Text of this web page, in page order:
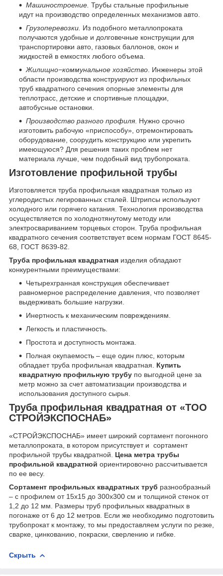
Машиностроение. Трубы стальные профильные
идут на производство определенных механизмов авто.
Грузоперевозки. Из подобного металлопроката
получаются удобные и долговечные конструкции для
транспортировки авто, газовых баллонов, окон и
жидкостей в емкостях любого объема.
Жилищно−коммунальное хозяйство . Инженеры этой
области производства конструируют из профильных
труб квадратного сечения опорные элементы для
теплотрасс, детские и спортивные площадки,
автобусные остановки.
Производство разного профиля . Нужно срочно
изготовить рабочую «приспособу», отремонтировать
оборудование, соорудить конструкцию или укрепить
имеющуюся? Для решения таких проблем нет
материала лучше, чем подобный вид трубопроката.
Изготовление профильной трубы
Изготовляется труба профильная квадратная только из
углеродистых легированных сталей. Штрипсы используют
холодного или горячего катания. Технология производства
осуществляется по холоднотянутому методу или
электросвариванием торцевых сторон. Труба профильная
квадратного сечения соответствует всем нормам ГОСТ 8645-
68, ГОСТ 8639-82.
Труба профильная квадратная изделия обладают
конкурентными преимуществами:
Четырехгранная конструкция обеспечивает
равномерное распределение давления, что позволяет
выдерживать большие нагрузки.
Инертность к механическим повреждениям.
Легкость и пластичность.
Простота и доступность монтажа.
Полная окупаемость – еще один плюс, которым
обладает труба профильная квадратная. Купить
квадратную профильную трубу по выгодной цене за
метр можно за счет автоматизации производства и
использования доступного сырья.
Труба профильная квадратная от «ТОО
СТРОЙЭКСПОСНАБ»
«СТРОЙЭКСПОСНАБ» имеет широкий сортамент погонного
металлопроката, в котором присутствует и сортамент
профильной трубы квадратной. Цена метра трубы
профильной квадратной ориентировочно рассчитывается
по ее весу.
Сортамент профильных квадратных труб разнообразный
– с профилем от 15х15 до 300х300 см и толщиной стенок от
1,2 до 12 мм. Размеры труб профильных квадратных в
погонаже от 6 до 12 метров. Если же необходимо подготовить
трубопрокат к монтажу, то мы предоставляем услуги по резке,
сварке, цинкованию, покраски, сверлению и гибке.
Скрыть